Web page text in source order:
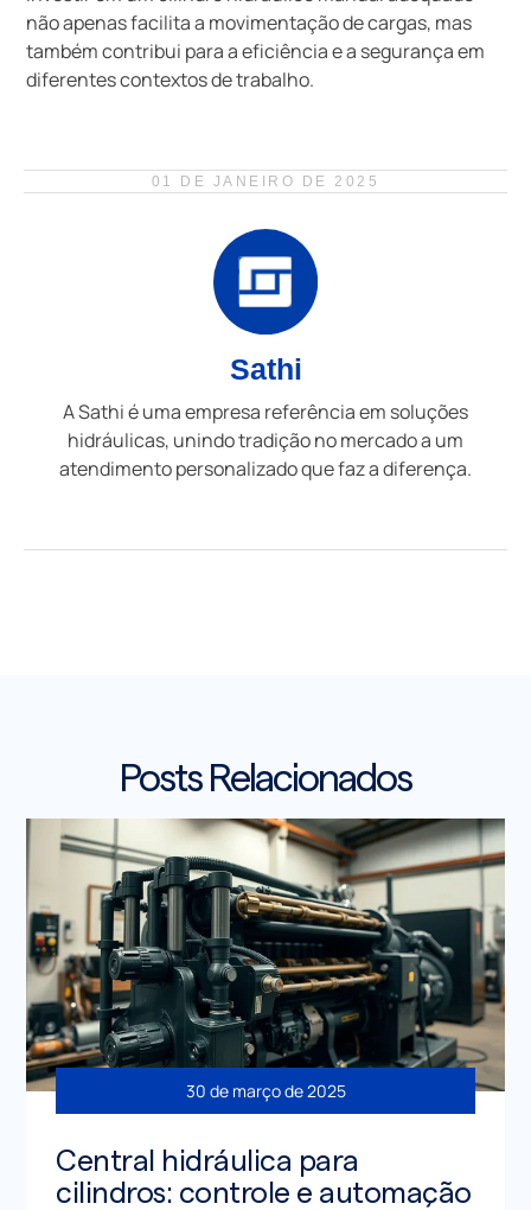
não apenas facilita a movimentação de cargas, mas
também contribui para a eficiência e a segurança em
diferentes contextos de trabalho.
01 DE JANEIRO DE 2025
Sathi
A Sathi é uma empresa referência em soluções
hidráulicas, unindo tradição no mercado a um
atendimento personalizado que faz a diferença.
Posts Relacionados
30 de março de 2025
Central hidráulica para
cilindros: controle e automação